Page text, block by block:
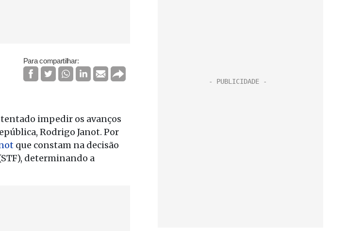
Para compartilhar:
impedir os avanços
Rodrigo Janot. Por
que constam na decisão
determinando a